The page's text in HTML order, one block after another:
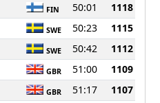
FIN 50:01
1118
SWE 50:23
1115
SWE 50:42
1112
GBR 51:00
1109
GBR 51:17
1107